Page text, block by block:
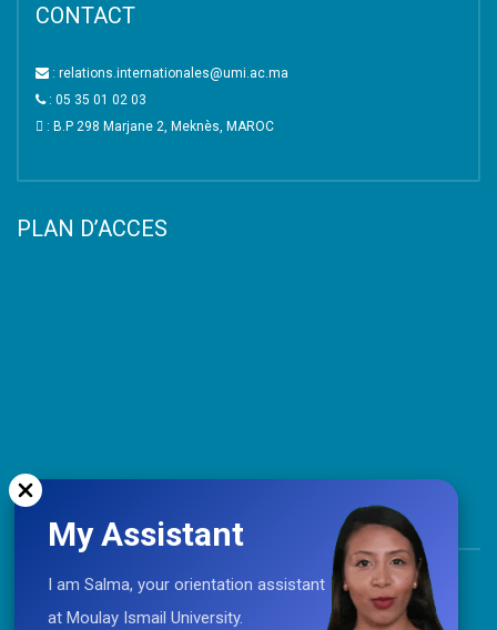
CONTACT
: relations.internationales@umi.ac.ma
: 05 35 01 02 03
: B.P 298 Marjane 2, Meknès, MAROC
PLAN D’ACCES
TOP
My Assistant
I am Salma, your orientation assistant
at Moulay Ismail University.